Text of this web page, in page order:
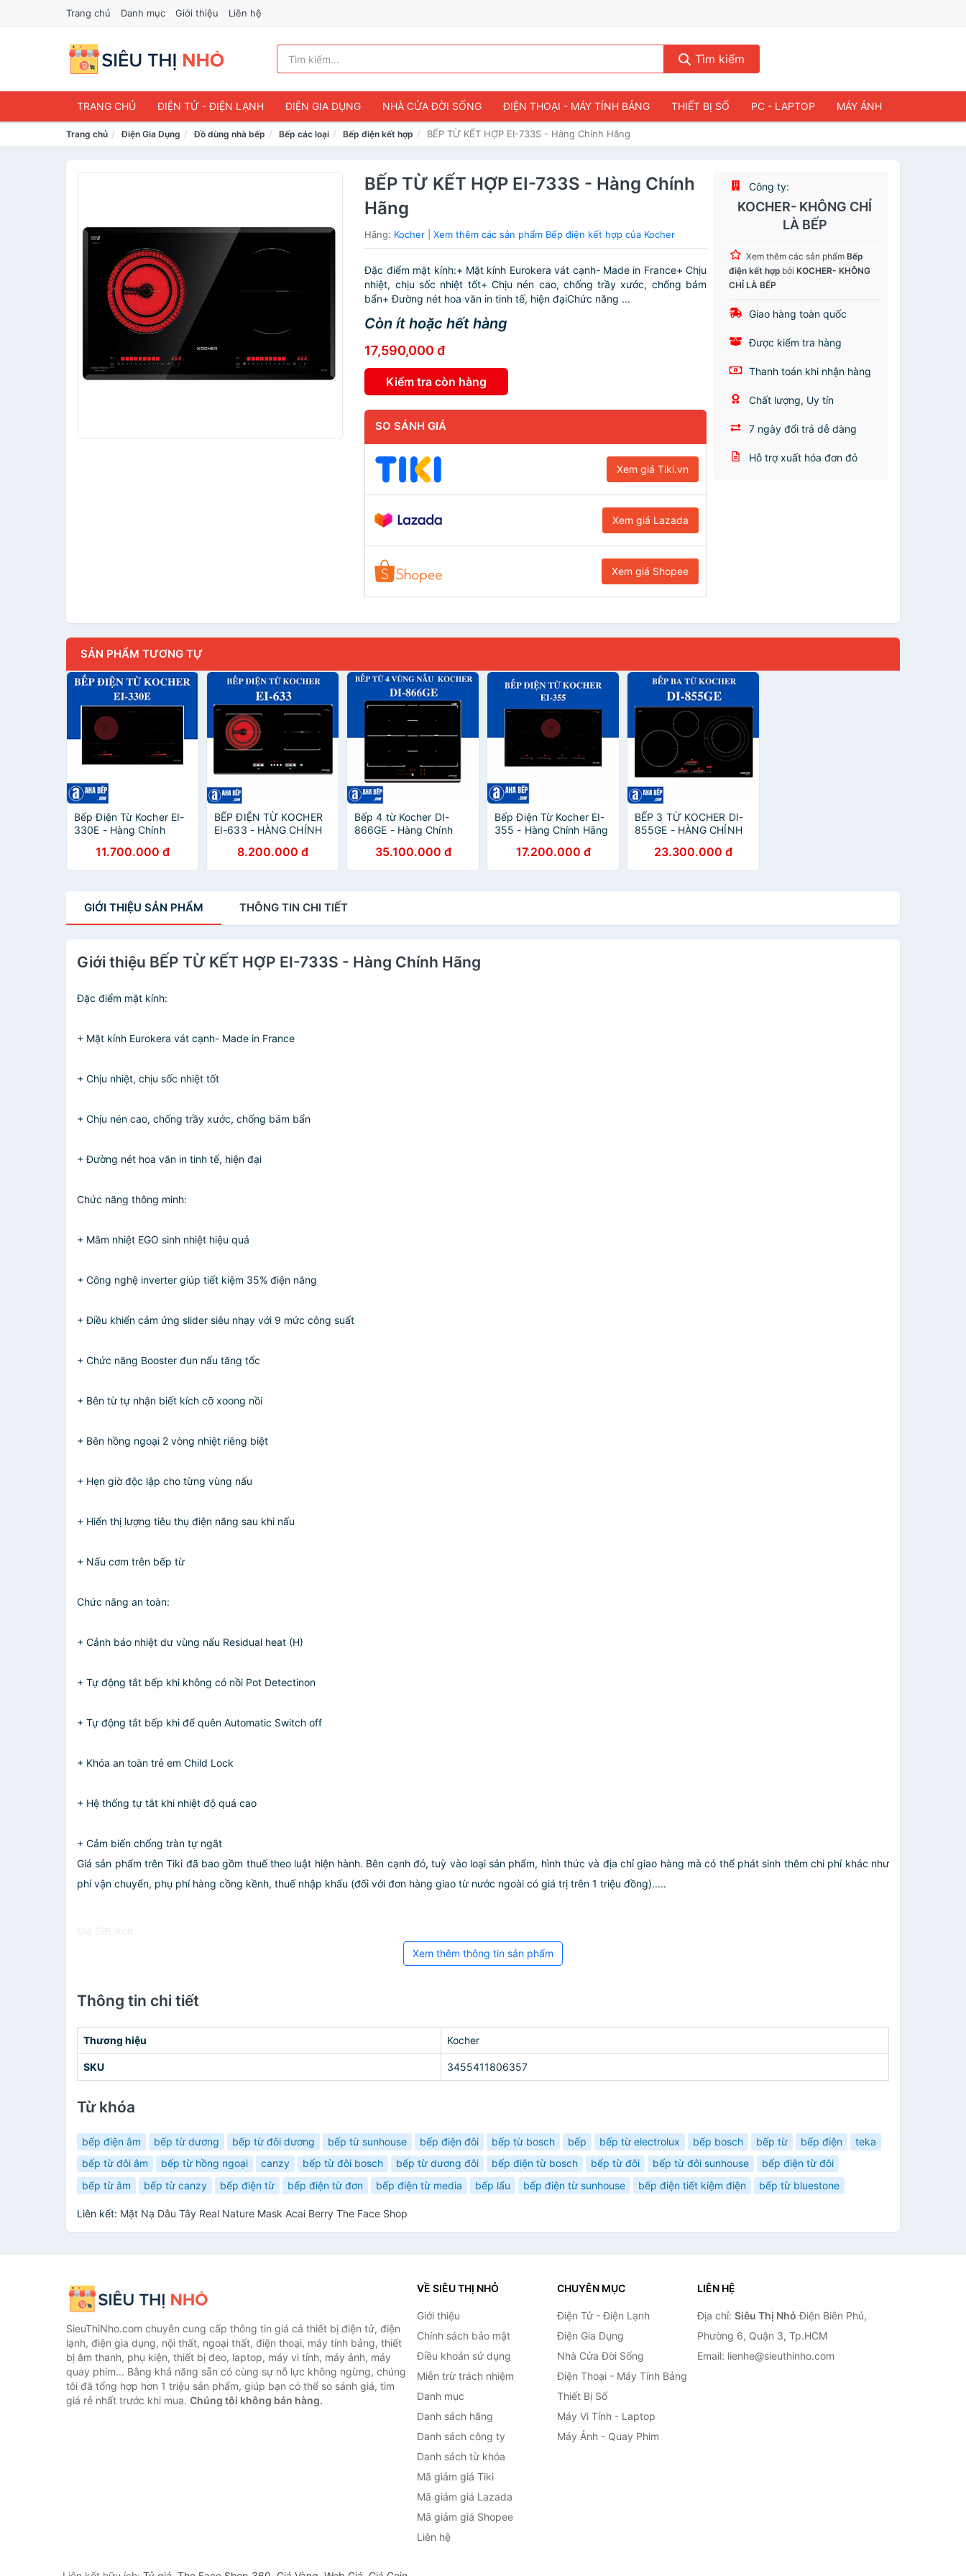
Trang chủ Danh mục Giới thiệu Liên hệ
Tìm kiếm
TRANG CHỦ ĐIỆN TỬ - ĐIỆN LẠNH ĐIỆN GIA DỤNG NHÀ CỬA ĐỜI SỐNG ĐIỆN THOẠI - MÁY TÍNH BẢNG THIẾT BỊ SỐ PC - LAPTOP MÁY ẢNH
Trang chủ Điện Gia Dụng Đồ dùng nhà bếp Bếp các loại Bếp điện kết hợp BẾP TỪ KẾT HỢP EI-733S - Hàng Chính Hãng
BẾP TỪ KẾT HỢP EI-733S - Hàng Chính
Hãng
Hãng: Kocher |Xem thêm các sản phẩm Bếp điện kết hợp của Kocher
Đặc điểm mặt kính:+ Mặt kính Eurokera vát cạnh- Made in France+ Chịu
nhiệt, chịu sốc nhiệt tốt+ Chịu nén cao, chống trầy xước, chống bám
bẩn+ Đường nét hoa văn in tinh tế, hiện đạiChức năng ...
Còn ít hoặc hết hàng
17,590,000 đ
Kiểm tra còn hàng
SO SÁNH GIÁ
Xem giá Tiki.vn
Xem giá Lazada
Xem giá Shopee
Công ty:
KOCHER- KHÔNG CHỈ
LÀ BẾP
Xem thêm các sản phẩmBếp
điện kết hợp bởiKOCHER- KHÔNG
CHỈ LÀ BẾP
Giao hàng toàn quốc
Được kiểm tra hàng
Thanh toán khi nhận hàng
Chất lượng, Uy tín
7 ngày đổi trả dễ dàng
Hỗ trợ xuất hóa đơn đỏ
SẢN PHẨM TƯƠNG TỰ
Bếp Điện Từ Kocher EI-
330E - Hàng Chính
11.700.000 đ
BẾP ĐIỆN TỪ KOCHER
EI-633 - HÀNG CHÍNH
8.200.000 đ
Bếp 4 từ Kocher DI-
866GE - Hàng Chính
35.100.000 đ
Bếp Điện Từ Kocher EI-
355 - Hàng Chính Hãng
17.200.000 đ
BẾP 3 TỪ KOCHER DI-
855GE - HÀNG CHÍNH
23.300.000 đ
GIỚI THIỆU SẢN PHẨM THÔNG TIN CHI TIẾT
Giới thiệu BẾP TỪ KẾT HỢP EI-733S - Hàng Chính Hãng
Đặc điểm mặt kính:
+ Mặt kính Eurokera vát cạnh- Made in France
+ Chịu nhiệt, chịu sốc nhiệt tốt
+ Chịu nén cao, chống trầy xước, chống bám bẩn
+ Đường nét hoa văn in tinh tế, hiện đại
Chức năng thông minh:
+ Mâm nhiệt EGO sinh nhiệt hiệu quả
+ Công nghệ inverter giúp tiết kiệm 35% điện năng
+ Điều khiển cảm ứng slider siêu nhạy với 9 mức công suất
+ Chức năng Booster đun nấu tăng tốc
+ Bên từ tự nhận biết kích cỡ xoong nồi
+ Bên hồng ngoại 2 vòng nhiệt riêng biệt
+ Hẹn giờ độc lập cho từng vùng nấu
+ Hiển thị lượng tiêu thụ điện năng sau khi nấu
+ Nấu cơm trên bếp từ
Chức năng an toàn:
+ Cảnh báo nhiệt dư vùng nấu Residual heat (H)
+ Tự động tắt bếp khi không có nồi Pot Detectinon
+ Tự động tắt bếp khi để quên Automatic Switch off
+ Khóa an toàn trẻ em Child Lock
+ Hệ thống tự tắt khi nhiệt độ quá cao
+ Cảm biến chống tràn tự ngắt
Giá sản phẩm trên Tiki đã bao gồm thuế theo luật hiện hành. Bên cạnh đó, tuỳ vào loại sản phẩm, hình thức và địa chỉ giao hàng mà có thể phát sinh thêm chi phí khác như
phí vận chuyển, phụ phí hàng cồng kềnh, thuế nhập khẩu (đối với đơn hàng giao từ nước ngoài có giá trị trên 1 triệu đồng).....
Giá SBUXon
Xem thêm thông tin sản phẩm
Thông tin chi tiết
Thương hiệu Kocher
SKU 3455411806357
Từ khóa
bếp điện âm bếp từ dương bếp từ đôi dương bếp từ sunhouse bếp điện đôi bếp từ bosch bếp bếp từ electrolux bếp bosch bếp từ bếp điện
teka
bếp từ đôi âm
bếp từ hồng ngoại canzy bếp từ đôi bosch bếp từ dương đôi bếp điện từ bosch bếp từ đôi bếp từ đôi sunhouse
bếp điện từ đôi
bếp từ âm
bếp từ canzy bếp điện từ bếp điện từ đơn bếp điện từ media bếp lẩu bếp điện từ sunhouse bếp điện tiết kiệm điện bếp từ bluestone
Liên kết: Mặt Nạ Dâu Tây Real Nature Mask Acai Berry The Face Shop
SieuThiNho.com chuyên cung cấp thông tin giá cả thiết bị điện tử, điện
lạnh, điện gia dụng, nội thất, ngoại thất, điện thoại, máy tính bảng, thiết
bị âm thanh, phụ kiện, thiết bị đeo, laptop, máy vi tính, máy ảnh, máy
quay phim... Bằng khả năng sẵn có cùng sự nỗ lực không ngừng, chúng
tôi đã tổng hợp hơn 1 triệu sản phẩm, giúp bạn có thể so sánh giá, tìm
giá rẻ nhất trước khi mua. Chúng tôi không bán hàng.
VỀ SIÊU THỊ NHỎ
Giới thiệu
Chính sách bảo mật
Điều khoản sử dụng
Miễn trừ trách nhiệm
Danh mục
Danh sách hãng
Danh sách công ty
Danh sách từ khóa
Mã giảm giá Tiki
Mã giảm giá Lazada
Mã giảm giá Shopee
Liên hệ
CHUYÊN MỤC
Điện Tử - Điện Lạnh
Điện Gia Dụng
Nhà Cửa Đời Sống
Điện Thoại - Máy Tính Bảng
Thiết Bị Số
Máy Vi Tính - Laptop
Máy Ảnh - Quay Phim
LIÊN HỆ
Địa chỉ: Siêu Thị Nhỏ Điện Biên Phủ,
Phường 6, Quận 3, Tp.HCM
Email: lienhe@sieuthinho.com